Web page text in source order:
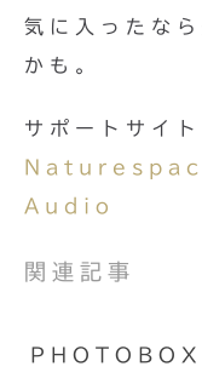
気に入ったな
かも。
サポートサイト
Audio
関連記事